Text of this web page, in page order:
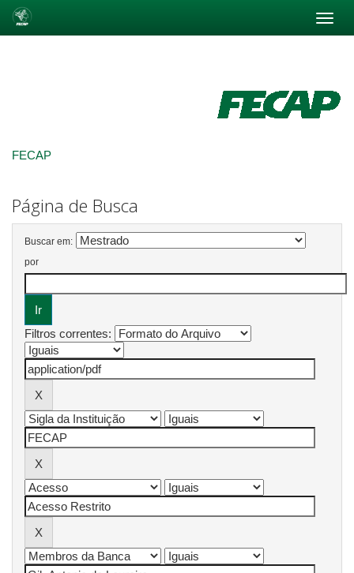
FECAP
Página de Busca
Buscar em:
por
Filtros correntes: